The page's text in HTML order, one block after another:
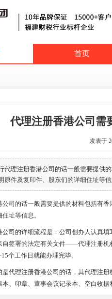
首页
代理注册香港公司需
发表于
代理注册香港公司的话一般需要提供
原件及复印件、股东们的详细住址等信
的话一般需要提供的材料包括有香
址等信息。
司的详细流程是：公司创办人认真
签署的法定有关文件——代理注册
个工作日就能办理完毕。
理注册香港公司的话，其代理注册
、印章、董事会议记录本、空白收据